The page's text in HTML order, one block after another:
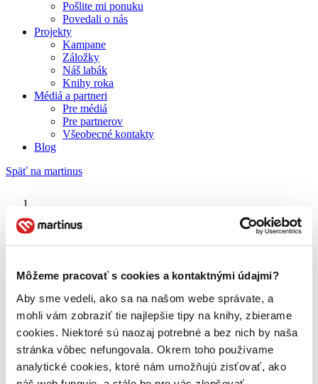
Môžeme pracovať s cookies a kontaktnými údajmi?
Aby sme vedeli, ako sa na našom webe správate, a
mohli vám zobraziť tie najlepšie tipy na knihy, zbierame
cookies. Niektoré sú naozaj potrebné a bez nich by naša
stránka vôbec nefungovala. Okrem toho používame
analytické cookies, ktoré nám umožňujú zisťovať, ako
Pošlite mi ponuku
Povedali o nás
Projekty
Kampane
Záložky
Náš labák
Knihy roka
Médiá a partneri
Pre médiá
Pre partnerov
Všeobecné kontakty
Blog
Späť na martinus
štúdia
O nás
Náš príbeh
Galéria Martinusu
Zodpovednosť
Sme B Corp